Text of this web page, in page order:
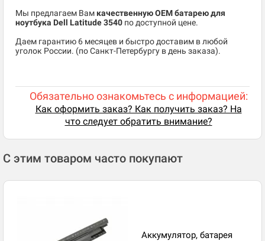
Мы предлагаем Вам качественную OEM батарею для
ноутбука Dell Latitude 3540 по доступной цене.
Даем гарантию 6 месяцев и быстро доставим в любой
уголок России. (по Санкт-Петербургу в день заказа).
Обязательно ознакомьтесь с информацией:
Как оформить заказ? Как получить заказ? На
что следует обратить внимание?
С этим товаром часто покупают
Аккумулятор, батарея